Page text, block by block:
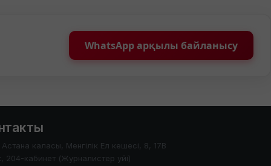
WhatsApp арқылы байланысу
Астана каласы, Менгілік Ел кешесі, 8, 17В
204-кабинет (Журналистер уйі)